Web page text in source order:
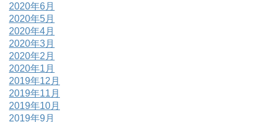
2020年6月
2020年5月
2020年4月
2020年3月
2020年2月
2020年1月
2019年12月
2019年11月
2019年10月
2019年9月